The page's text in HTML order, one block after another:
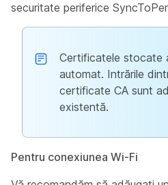
securitate periferice
Certificatele stocate
automat. Intrările
certificate CA sunt
existentă.
Pentru conexiunea Wi-Fi